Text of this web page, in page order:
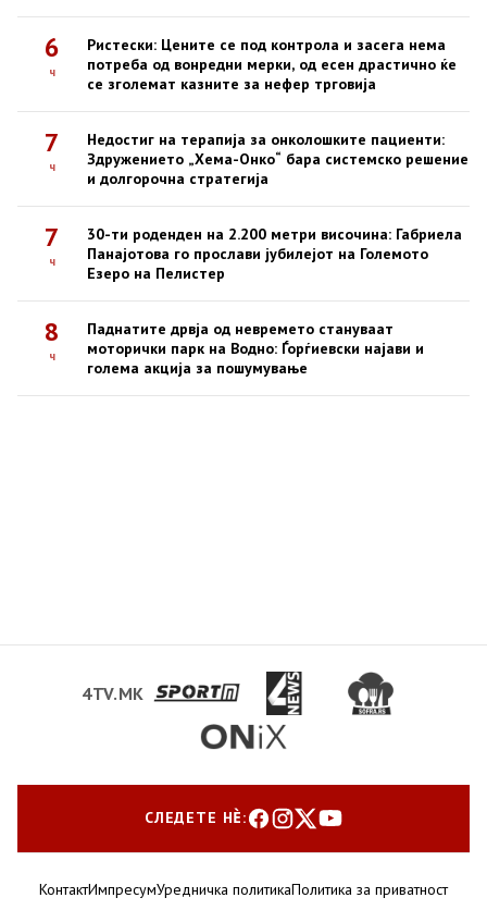
6
ч
Ристески: Цените се под контрола и засега нема
потреба од вонредни мерки, од есен драстично ќе
се зголемат казните за нефер трговија
7
ч
Недостиг на терапија за онколошките пациенти:
Здружението „Хема-Онко“ бара системско решение
и долгорочна стратегија
7
ч
30-ти роденден на 2.200 метри височина: Габриела
Панајотова го прослави јубилејот на Големото
Езеро на Пелистер
8
ч
Паднатите дрвја од невремето стануваат
моторички парк на Водно: Ѓорѓиевски најави и
голема акција за пошумување
4TV.MK
СЛЕДЕТЕ НЀ:
КонтактИмпресумУредничка политикаПолитика за приватност